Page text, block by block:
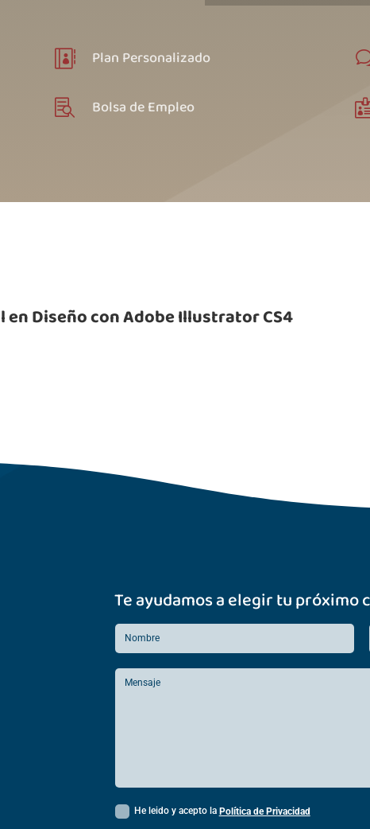
 Plan Personalizado
 Bolsa de Empleo
Diseño con Adobe Illustrator CS4
Te ayudamos a elegir tu próximo
He leido y acepto la Política de Privacidad